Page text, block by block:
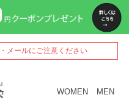
メールにご注意ください
WOMEN MEN
ペー
ジト
ップ
へ